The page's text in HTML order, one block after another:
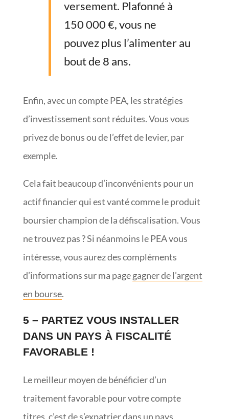
versement. Plafonné à
150 000 €, vous ne
pouvez plus l’alimenter au
bout de 8 ans.
Enfin, avec un compte PEA, les stratégies
d’investissement sont réduites. Vous vous
privez de bonus ou de l’effet de levier, par
exemple.
Cela fait beaucoup d’inconvénients pour un
actif financier qui est vanté comme le produit
boursier champion de la défiscalisation. Vous
ne trouvez pas ? Si néanmoins le PEA vous
intéresse, vous aurez des compléments
d’informations sur ma pagegagner de l’argent
en bourse.
5 – PARTEZ VOUS INSTALLER
DANS UN PAYS À FISCALITÉ
FAVORABLE !
Le meilleur moyen de bénéficier d’un
traitement favorable pour votre compte
titres, c’est de s’expatrier dans un pays